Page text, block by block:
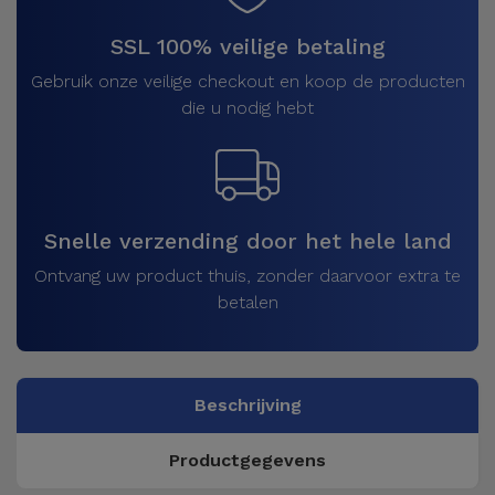
SSL 100% veilige betaling
Gebruik onze veilige checkout en koop de producten
die u nodig hebt
Snelle verzending door het hele land
Ontvang uw product thuis, zonder daarvoor extra te
betalen
Beschrijving
Productgegevens